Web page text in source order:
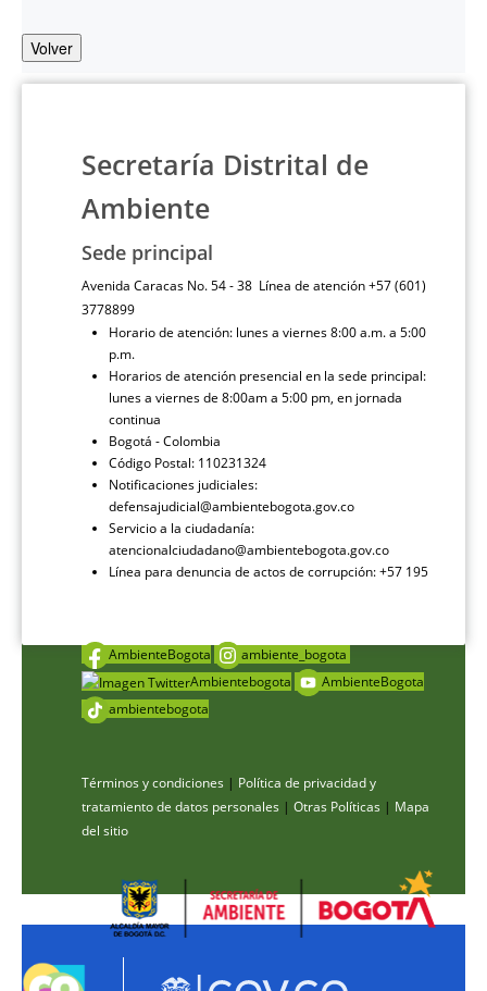
Volver
Secretaría Distrital de
Ambiente
Sede principal
Avenida Caracas No. 54 - 38 Línea de atención +57 (601)
3778899
Horario de atención: lunes a viernes 8:00 a.m. a 5:00
p.m.
Horarios de atención presencial en la sede principal:
lunes a viernes de 8:00am a 5:00 pm, en jornada
continua
Bogotá - Colombia
Código Postal: 110231324
Notificaciones judiciales:
defensajudicial@ambientebogota.gov.co
Servicio a la ciudadanía:
atencionalciudadano@ambientebogota.gov.co
Línea para denuncia de actos de corrupción: +57 195
AmbienteBogota
ambiente_bogota
Ambientebogota
AmbienteBogota
ambientebogota
Términos y condiciones | Política de privacidad y
tratamiento de datos personales | Otras Políticas | Mapa
del sitio